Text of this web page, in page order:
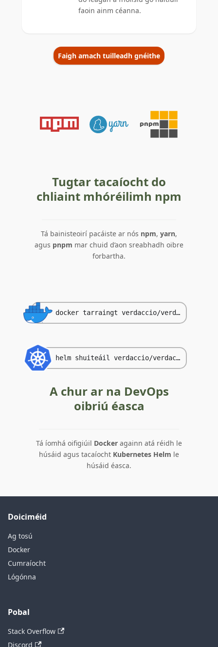
faoin ainm céanna.
Faigh amach tuilleadh gnéithe
Tugtar tacaíocht do
chliaint mhóréilimh npm
Tá bainisteoirí pacáiste ar nós npm, yarn,
agus pnpm mar chuid d’aon sreabhadh oibre
forbartha.
docker tarraingt verdaccio/verdaccio
helm shuiteáil verdaccio/verdaccio
A chur ar na DevOps
oibriú éasca
Tá íomhá oifigiúil Docker againn atá réidh le
húsáid agus tacaíocht Kubernetes Helm le
húsáid éasca.
Doiciméid
Ag tosú
Docker
Cumraíocht
Lógónna
Pobal
Stack Overflow
Discord